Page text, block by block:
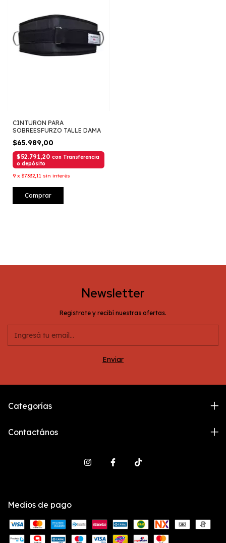
CINTURON PARA
SOBREESFURZO TALLE DAMA
$65.989,00
$52.791,20 con Transferencia
o depósito
9 x $7.332,11 sin interés
Comprar
Newsletter
Registrate y recibí nuestras ofertas.
Categorías
Contactános
Medios de pago